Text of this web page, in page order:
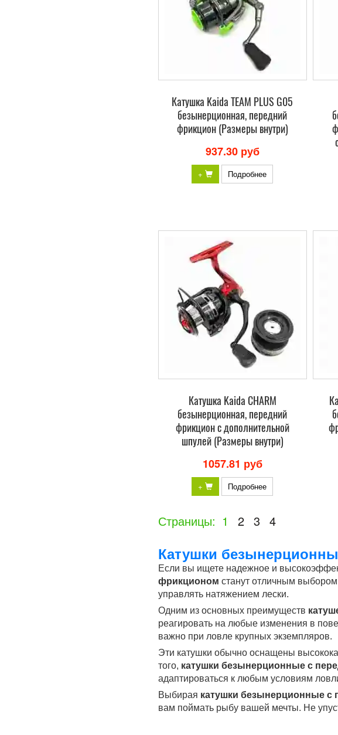
Катушка Kaida TEAM PLUS G05
безынерционная, передний
фрикцион (Размеры внутри)
937.30 руб
+ Подробнее
Катушка Kaida CHARM
безынерционная, передний
фрикцион c дополнительной
шпулей (Размеры внутри)
1057.81 руб
+ Подробнее
Страницы: 1 2 3 4
Катушки
Если вы ищете надежное и
фрикционом станут отличным
управлять натяжением лески.
Одним из основных преимуществ
реагировать на любые изменения в
важно при ловле крупных экземпляров.
Эти катушки обычно оснащены
того, катушки безынерционные с
адаптироваться к любым условиям
Выбирая катушки безынерционные
вам поймать рыбу вашей мечты. Не